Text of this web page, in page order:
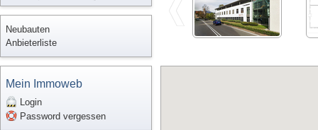
Neubauten
Anbieterliste
Mein Immoweb
Login
Password vergessen